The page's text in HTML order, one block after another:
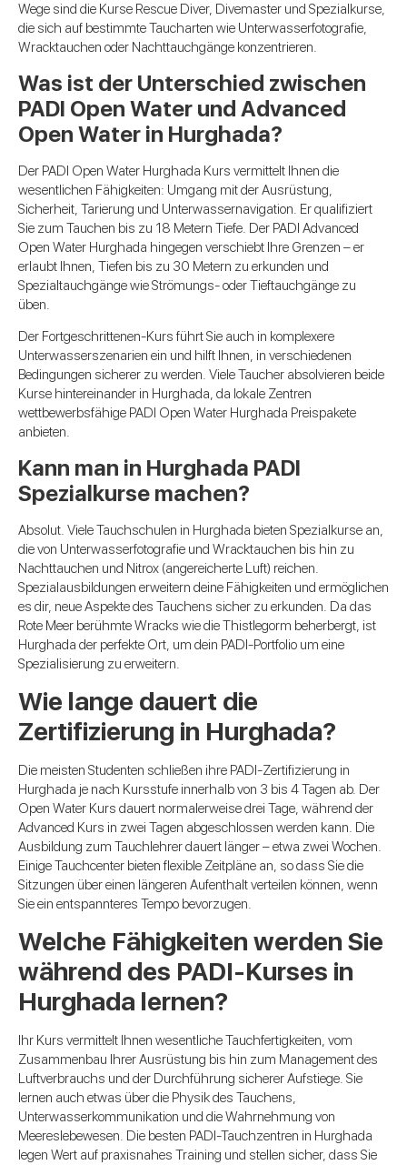
Wege sind die Kurse Rescue Diver, Divemaster und Spezialkurse,
die sich auf bestimmte Taucharten wie Unterwasserfotografie,
Wracktauchen oder Nachttauchgänge konzentrieren.
Was ist der Unterschied zwischen
PADI Open Water und Advanced
Open Water in Hurghada?
Der PADI Open Water Hurghada Kurs vermittelt Ihnen die
wesentlichen Fähigkeiten: Umgang mit der Ausrüstung,
Sicherheit, Tarierung und Unterwassernavigation. Er qualifiziert
Sie zum Tauchen bis zu 18 Metern Tiefe. Der PADI Advanced
Open Water Hurghada hingegen verschiebt Ihre Grenzen – er
erlaubt Ihnen, Tiefen bis zu 30 Metern zu erkunden und
Spezialtauchgänge wie Strömungs- oder Tieftauchgänge zu
üben.
Der Fortgeschrittenen-Kurs führt Sie auch in komplexere
Unterwasserszenarien ein und hilft Ihnen, in verschiedenen
Bedingungen sicherer zu werden. Viele Taucher absolvieren beide
Kurse hintereinander in Hurghada, da lokale Zentren
wettbewerbsfähige PADI Open Water Hurghada Preispakete
anbieten.
Kann man in Hurghada PADI
Spezialkurse machen?
Absolut. Viele Tauchschulen in Hurghada bieten Spezialkurse an,
die von Unterwasserfotografie und Wracktauchen bis hin zu
Nachttauchen und Nitrox (angereicherte Luft) reichen.
Spezialausbildungen erweitern deine Fähigkeiten und ermöglichen
es dir, neue Aspekte des Tauchens sicher zu erkunden. Da das
Rote Meer berühmte Wracks wie die Thistlegorm beherbergt, ist
Hurghada der perfekte Ort, um dein PADI-Portfolio um eine
Spezialisierung zu erweitern.
Wie lange dauert die
Zertifizierung in Hurghada?
Die meisten Studenten schließen ihre PADI-Zertifizierung in
Hurghada je nach Kursstufe innerhalb von 3 bis 4 Tagen ab. Der
Open Water Kurs dauert normalerweise drei Tage, während der
Advanced Kurs in zwei Tagen abgeschlossen werden kann. Die
Ausbildung zum Tauchlehrer dauert länger – etwa zwei Wochen.
Einige Tauchcenter bieten flexible Zeitpläne an, so dass Sie die
Sitzungen über einen längeren Aufenthalt verteilen können, wenn
Sie ein entspannteres Tempo bevorzugen.
Welche Fähigkeiten werden Sie
während des PADI-Kurses in
Hurghada lernen?
Ihr Kurs vermittelt Ihnen wesentliche Tauchfertigkeiten, vom
Zusammenbau Ihrer Ausrüstung bis hin zum Management des
Luftverbrauchs und der Durchführung sicherer Aufstiege. Sie
lernen auch etwas über die Physik des Tauchens,
Unterwasserkommunikation und die Wahrnehmung von
Meereslebewesen. Die besten PADI-Tauchzentren in Hurghada
legen Wert auf praxisnahes Training und stellen sicher, dass Sie